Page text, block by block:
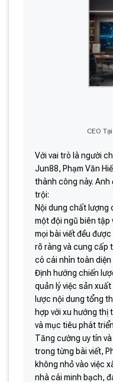
CEO Tại
Với vai trò là người
Jun88, Phạm Văn
thành công này. Anh
trội:
Nội dung chất lượng
một đội ngũ biên tập
mọi bài viết đều
rõ ràng và cung cấp
có cái nhìn toàn
Định hướng chiến
quản lý việc sản
lược nội dung tổng
hợp với xu hướng thị
và mục tiêu phát
Tăng cường uy tín
trong từng bài viết,
không nhỏ vào việc
nhà cái minh bạch,